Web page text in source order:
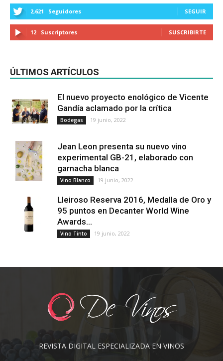
2,621 Seguidores SEGUIR
12 Suscriptores SUSCRIBIRTE
ÚLTIMOS ARTÍCULOS
El nuevo proyecto enológico de Vicente
Gandía aclamado por la crítica
Bodegas 19 junio, 2022
Jean Leon presenta su nuevo vino
experimental GB-21, elaborado con
garnacha blanca
Vino Blanco 19 junio, 2022
Lleiroso Reserva 2016, Medalla de Oro y
95 puntos en Decanter World Wine
Awards...
Vino Tinto 19 junio, 2022
REVISTA DIGITAL ESPECIALIZADA EN VINOS